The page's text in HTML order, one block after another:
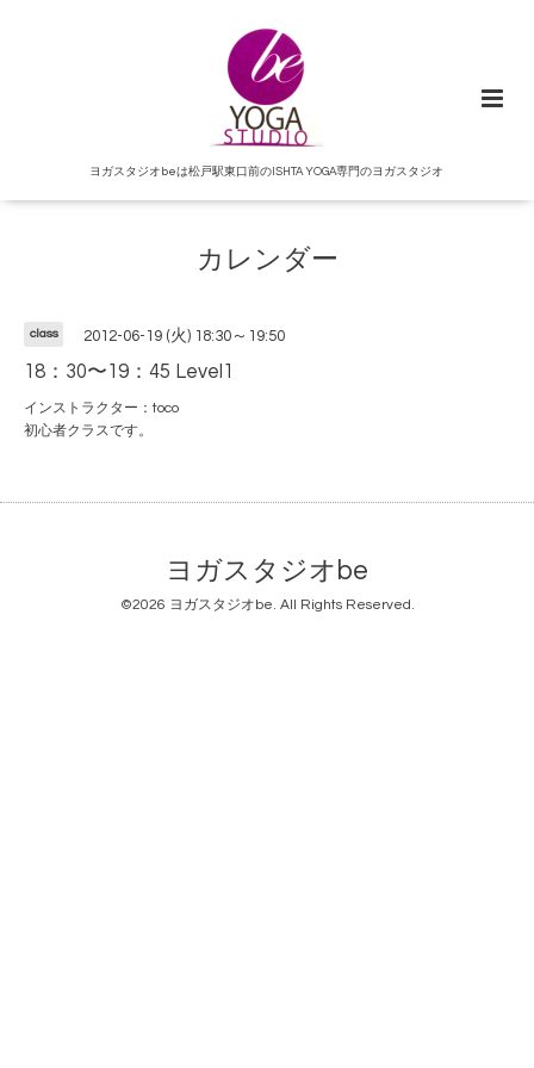
ヨガスタジオbeは松戸駅東口前のISHTA YOGA専門のヨガスタジオ
カレンダー
class 2012-06-19 (火) 18:30～19:50
18：30〜19：45 Level1
インストラクター：toco
初心者クラスです。
ヨガスタジオbe
©2026 ヨガスタジオbe. All Rights Reserved.